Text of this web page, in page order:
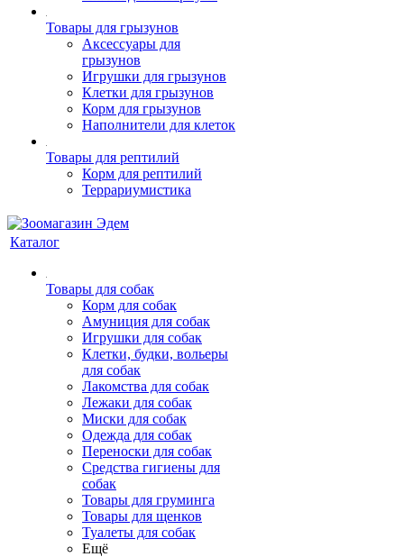
Товары для грызунов
Аксессуары для
грызунов
Игрушки для грызунов
Клетки для грызунов
Корм для грызунов
Наполнители для клеток
Товары для рептилий
Корм для рептилий
Террариумистика
Каталог
Товары для собак
Корм для собак
Амуниция для собак
Игрушки для собак
Клетки, будки, вольеры
для собак
Лакомства для собак
Лежаки для собак
Миски для собак
Одежда для собак
Переноски для собак
Средства гигиены для
собак
Товары для груминга
Товары для щенков
Туалеты для собак
Ещё